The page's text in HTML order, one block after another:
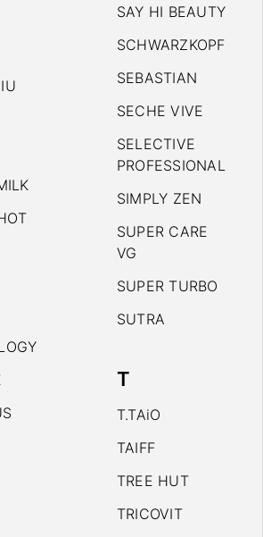
SAY HI BEAUTY
SCHWARZKOPF
SEBASTIAN
SECHE VIVE
SELECTIVE
PROFESSIONAL
SIMPLY ZEN
SUPER CARE
VG
SUPER TURBO
SUTRA
T
T.TAiO
TAIFF
TREE HUT
TRICOVIT